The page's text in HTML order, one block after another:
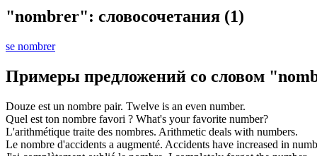
"nombrer": словосочетания (1)
se nombrer
Примеры предложений со словом
Douze est un nombre pair. Twelve is an even number.
Quel est ton nombre favori ? What's your favorite number?
L'arithmétique traite des nombres. Arithmetic deals with numbers.
Le nombre d'accidents a augmenté. Accidents have increased in